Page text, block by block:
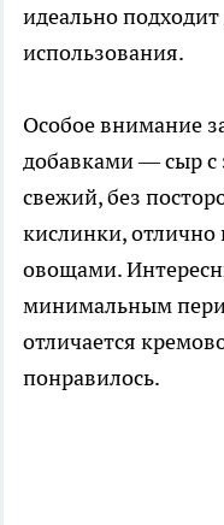
идеально
использования.
Особое внимание
добавками — сыр с
свежий, без
кислинки, отлично
овощами.
минимальным
отличается
понравилось.